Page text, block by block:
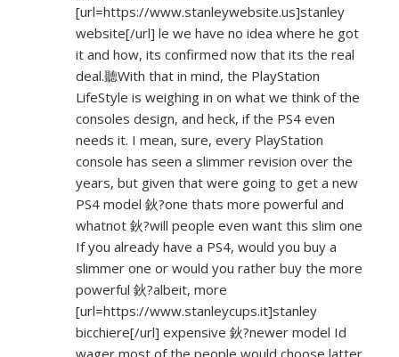
[url=https://www.stanleywebsite.us]stanley
website[/url] le we have no idea where he got
it and how, its confirmed now that its the real
deal.聽With that in mind, the PlayStation
LifeStyle is weighing in on what we think of the
consoles design, and heck, if the PS4 even
needs it. I mean, sure, every PlayStation
console has seen a slimmer revision over the
years, but given that were going to get a new
PS4 model 鈥?one thats more powerful and
whatnot 鈥?will people even want this slim one
If you already have a PS4, would you buy a
slimmer one or would you rather buy the more
powerful 鈥?albeit, more
[url=https://www.stanleycups.it]stanley
bicchiere[/url] expensive 鈥?newer model Id
wager most of the people would choose latter,